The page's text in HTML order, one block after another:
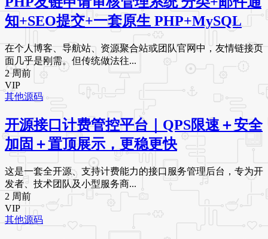
知+SEO提交+一套原生 PHP+MySQL
在个人博客、导航站、资源聚合站或团队官网中，友情链接页
面几乎是刚需。但传统做法往...
2 周前
VIP
其他源码
开源接口计费管控平台｜QPS限速＋安全
加固＋置顶展示，更稳更快
这是一套全开源、支持计费能力的接口服务管理后台，专为开
发者、技术团队及小型服务商...
2 周前
VIP
其他源码